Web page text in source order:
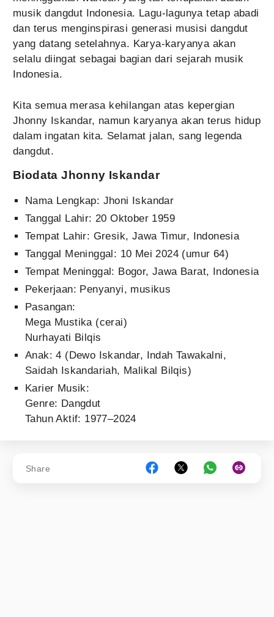
musik dangdut Indonesia. Lagu-lagunya tetap abadi
dan terus menginspirasi generasi musisi dangdut
yang datang setelahnya. Karya-karyanya akan
selalu diingat sebagai bagian dari sejarah musik
Indonesia.
Kita semua merasa kehilangan atas kepergian
Jhonny Iskandar, namun karyanya akan terus hidup
dalam ingatan kita. Selamat jalan, sang legenda
dangdut.
Biodata Jhonny Iskandar
Nama Lengkap: Jhoni Iskandar
Tanggal Lahir: 20 Oktober 1959
Tempat Lahir: Gresik, Jawa Timur, Indonesia
Tanggal Meninggal: 10 Mei 2024 (umur 64)
Tempat Meninggal: Bogor, Jawa Barat, Indonesia
Pekerjaan: Penyanyi, musikus
Pasangan:
Mega Mustika (cerai)
Nurhayati Bilqis
Anak: 4 (Dewo Iskandar, Indah Tawakalni,
Saidah Iskandariah, Malikal Bilqis)
Karier Musik:
Genre: Dangdut
Tahun Aktif: 1977–2024
Share